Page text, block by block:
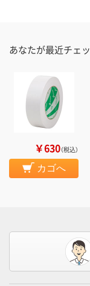
あなたが最近チェ
￥630（税込）
カゴへ